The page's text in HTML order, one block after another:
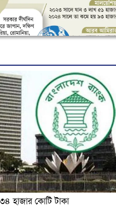
হুমকির মুখে শ্রম রপ্তানি
হাজার কোটি টাকা